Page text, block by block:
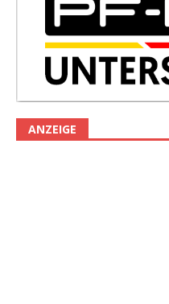
ANZEIGE